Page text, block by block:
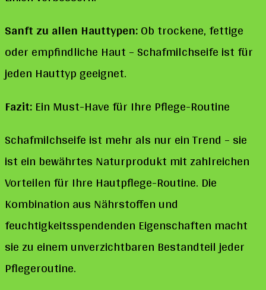
Sanft zu allen Hauttypen:Ob trockene, fettige
oder empfindliche Haut – Schafmilchseife ist für
jeden Hauttyp geeignet.
Fazit:Ein Must-Have für Ihre Pflege-Routine
Schafmilchseife ist mehr als nur ein Trend – sie
ist ein bewährtes Naturprodukt mit zahlreichen
Vorteilen für Ihre Hautpflege-Routine. Die
Kombination aus Nährstoffen und
feuchtigkeitsspendenden Eigenschaften macht
sie zu einem unverzichtbaren Bestandteil jeder
Pflegeroutine.